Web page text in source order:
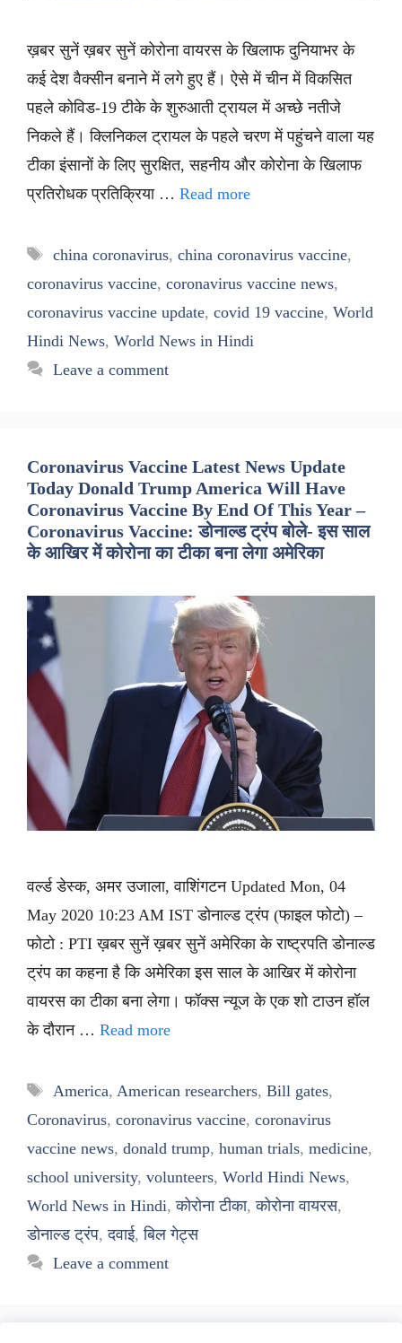
ख़बर सुनें ख़बर सुनें कोरोना वायरस के खिलाफ दुनियाभर के
कई देश वैक्सीन बनाने में लगे हुए हैं। ऐसे में चीन में विकसित
पहले कोविड-19 टीके के शुरुआती ट्रायल में अच्छे नतीजे
निकले हैं। क्लिनिकल ट्रायल के पहले चरण में पहुंचने वाला यह
टीका इंसानों के लिए सुरक्षित, सहनीय और कोरोना के खिलाफ
प्रतिरोधक प्रतिक्रिया … Read more
Tags
china coronavirus, china coronavirus vaccine,
coronavirus vaccine, coronavirus vaccine news,
coronavirus vaccine update, covid 19 vaccine, World
Hindi News, World News in Hindi
Leave a comment
Coronavirus Vaccine Latest News Update
Today Donald Trump America Will Have
Coronavirus Vaccine By End Of This Year –
Coronavirus Vaccine: डोनाल्ड ट्रंप बोले- इस साल
के आखिर में कोरोना का टीका बना लेगा अमेरिका
वर्ल्ड डेस्क, अमर उजाला, वाशिंगटन Updated Mon, 04
May 2020 10:23 AM IST डोनाल्ड ट्रंप (फाइल फोटो) –
फोटो : PTI ख़बर सुनें ख़बर सुनें अमेरिका के राष्ट्रपति डोनाल्ड
ट्रंप का कहना है कि अमेरिका इस साल के आखिर में कोरोना
वायरस का टीका बना लेगा। फॉक्स न्यूज के एक शो टाउन हॉल
के दौरान … Read more
Tags
America, American researchers, Bill gates,
Coronavirus, coronavirus vaccine, coronavirus
vaccine news, donald trump, human trials, medicine,
school university, volunteers, World Hindi News,
World News in Hindi,कोरोना टीका,कोरोना वायरस,
डोनाल्ड ट्रंप,दवाई,बिल गेट्स
Leave a comment